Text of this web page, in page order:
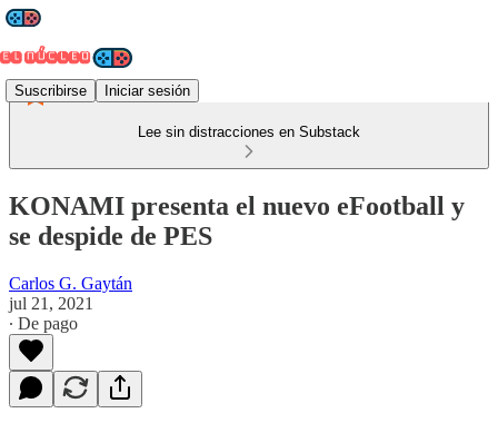
Suscribirse Iniciar sesión
Lee sin distracciones en Substack
KONAMI presenta el nuevo eFootball y
se despide de PES
Carlos G. Gaytán
jul 21, 2021
∙ De pago